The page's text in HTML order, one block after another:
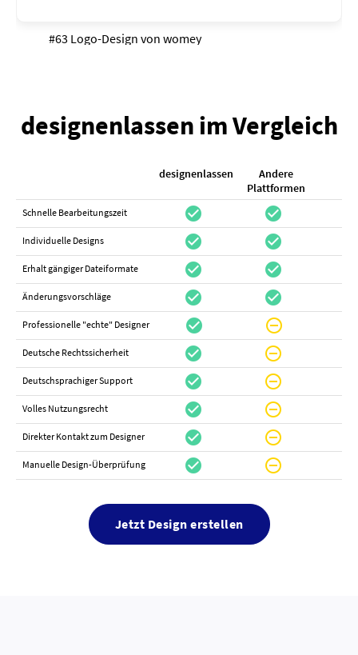
#63 Logo-Design von womey
designenlassen im Vergleich
designenlassen
Andere
Plattformen
Schnelle Bearbeitungszeit check_circle check_circle
Individuelle Designs check_circle check_circle
Erhalt gängiger Dateiformate check_circle check_circle
Änderungsvorschläge check_circle check_circle
Professionelle "echte" Designer check_circle do_not_disturb_on
Deutsche Rechtssicherheit check_circle do_not_disturb_on
Deutschsprachiger Support check_circle do_not_disturb_on
Volles Nutzungsrecht check_circle do_not_disturb_on
Direkter Kontakt zum Designer check_circle do_not_disturb_on
Manuelle Design-Überprüfung check_circle do_not_disturb_on
Jetzt Design erstellen